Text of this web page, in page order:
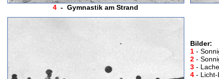
4 - Gymnastik am Strand
Bilder:
1 -
2 -
3 -
4 -